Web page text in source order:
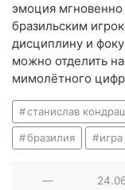
эмоция мгновенно
бразильским
дисциплину и
можно отделить
мимолётного
станислав
бразилия игра
—